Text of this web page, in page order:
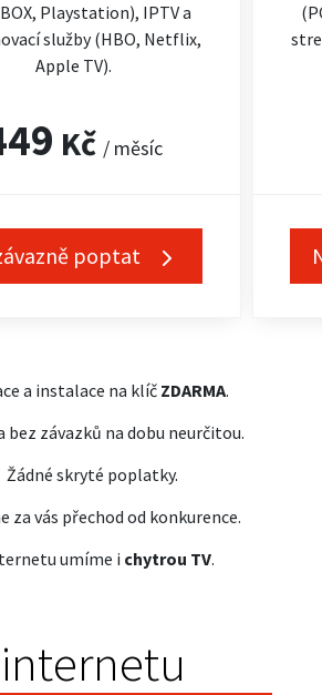
Playstation), IPTV a
služby (HBO, Netflix,
Apple TV).
Kč / měsíc
poptat
a instalace na klíč ZDARMA.
bez závazků na dobu neurčitou.
Žádné skryté poplatky.
za vás přechod od konkurence.
umíme i chytrou TV.